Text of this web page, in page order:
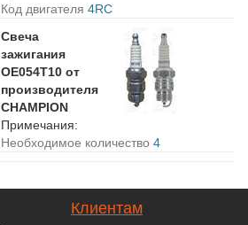
Код двигателя 4RC
Свеча
зажигания
OE054T10 от
производителя
CHAMPION
Примечания:
Необходимое количество 4
Клиентам